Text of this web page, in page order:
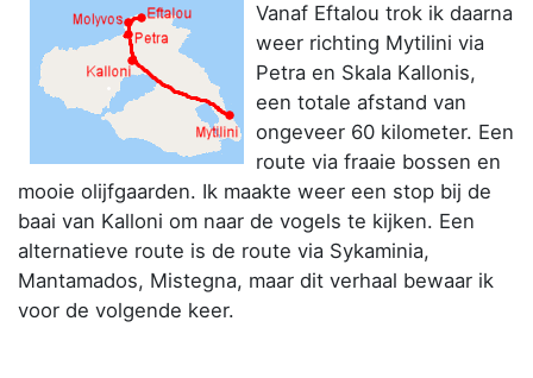
Vanaf Eftalou trok ik daarna
weer richting Mytilini via
Petra en Skala Kallonis,
een totale afstand van
ongeveer 60 kilometer. Een
route via fraaie bossen en
mooie olijfgaarden. Ik maakte weer een stop bij de
baai van Kalloni om naar de vogels te kijken. Een
alternatieve route is de route via Sykaminia,
Mantamados, Mistegna, maar dit verhaal bewaar ik
voor de volgende keer.